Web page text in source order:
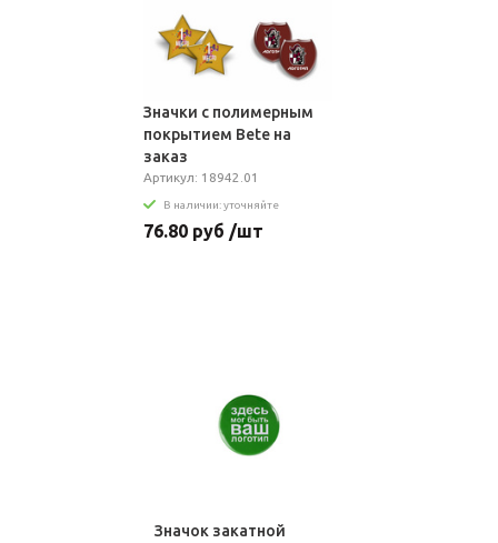
Значки с полимерным
покрытием Bete на
заказ
Артикул: 18942.01
В наличии: уточняйте
76.80 руб /шт
Значок закатной